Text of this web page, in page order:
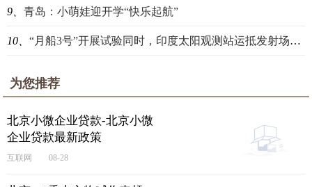
9、 青岛：小萌娃迎开学“快乐起航”
10、 “月船3号”开展试验同时，印度太阳观测站运抵发射场，即将升空
为您推荐
北京小微企业贷款-北京小微
企业贷款最新政策
互联网 08-28